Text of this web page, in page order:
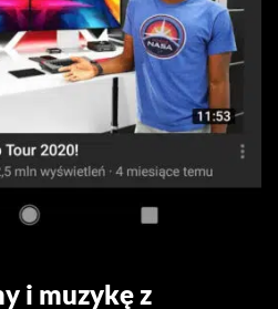
i muzykę z